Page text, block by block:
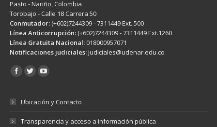
Pasto - Nariño, Colombia
Torobajo - Calle 18 Carrera 50
Conmutador: (+602)7244309 - 7311449 Ext. 500
Línea Anticorrupción: (+602)7244309 - 7311449 Ext.1260
Línea Gratuita Nacional: 018000957071
Notificaciones judiciales:judiciales@udenar.edu.co
Encuéntranos en:
Ubicación y Contacto
Transparencia y acceso a información pública